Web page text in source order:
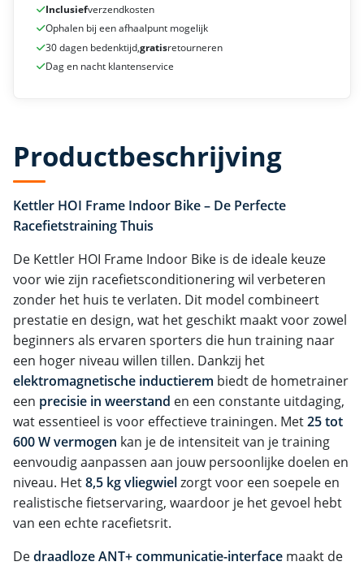
Inclusiefverzendkosten
Ophalen bij een afhaalpunt mogelijk
30 dagen bedenktijd,gratisretourneren
Dag en nacht klantenservice
Productbeschrijving
Kettler HOI Frame Indoor Bike – De Perfecte
Racefietstraining Thuis
De Kettler HOI Frame Indoor Bike is de ideale keuze
voor wie zijn racefietsconditionering wil verbeteren
zonder het huis te verlaten. Dit model combineert
prestatie en design, wat het geschikt maakt voor zowel
beginners als ervaren sporters die hun training naar
een hoger niveau willen tillen. Dankzij het
elektromagnetische inductierem biedt de hometrainer
een precisie in weerstand en een constante uitdaging,
wat essentieel is voor effectieve trainingen. Met25 tot
600 W vermogen kan je de intensiteit van je training
eenvoudig aanpassen aan jouw persoonlijke doelen en
niveau. Het8,5 kg vliegwielzorgt voor een soepele en
realistische fietservaring, waardoor je het gevoel hebt
van een echte racefietsrit.
Dedraadloze ANT+ communicatie-interface maakt de